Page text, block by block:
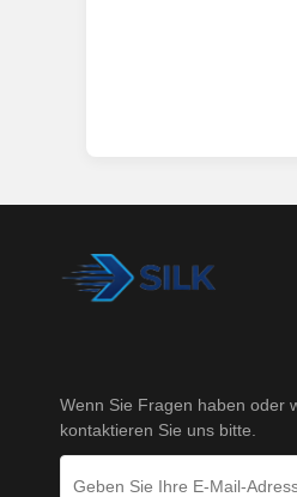
Wenn Sie Fragen haben oder
kontaktieren Sie uns bitte.